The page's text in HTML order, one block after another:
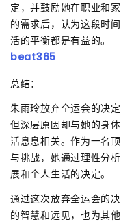
定，并鼓励她在职业和
的需求后，认为这段时
活的平衡都是有益的。
beat365
总结：
朱雨玲放弃全运会的决
但深层原因却与她的身
活息息相关。作为一名
与挑战，她通过理性分
展和个人生活的决定。
通过这次放弃全运会的
的智慧和远见，也为其